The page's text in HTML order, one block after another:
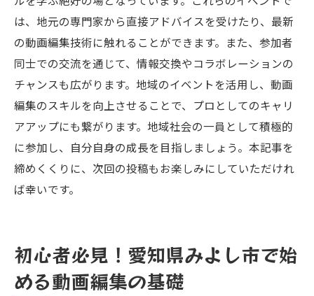
は、地元の専門家から直接アドバイスを受けたり、最新
の動画編集技術に触れることができます。また、参加者
同士での交流を通じて、情報交換やコラボレーションの
チャンスも広がります。地域のイベントを活用し、動画
編集のスキルを向上させることで、プロとしてのキャリ
アアップにも繋がります。地域社会の一員として積極的
に参加し、自分自身の成長を目指しましょう。本記事を
締めくくりに、次回の投稿もお楽しみにしていただけれ
ば幸いです。
初心者必見！愛知県みよし市で始
める動画編集の基礎